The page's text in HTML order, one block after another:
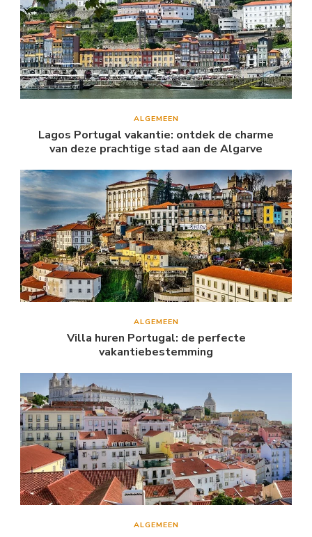
ALGEMEEN
Lagos Portugal vakantie: ontdek de charme
van deze prachtige stad aan de Algarve
ALGEMEEN
Villa huren Portugal: de perfecte
vakantiebestemming
ALGEMEEN